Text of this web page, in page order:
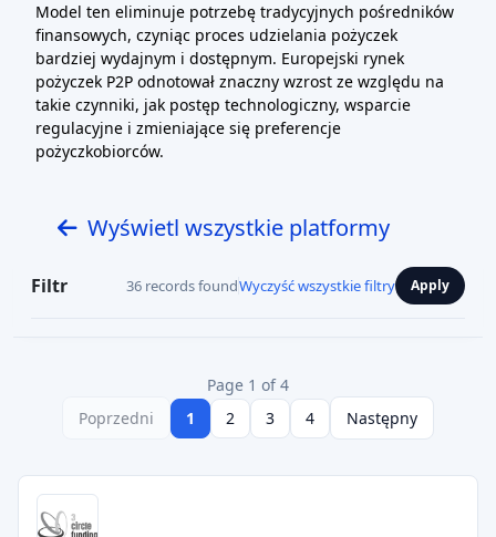
Model ten eliminuje potrzebę tradycyjnych pośredników
finansowych, czyniąc proces udzielania pożyczek
bardziej wydajnym i dostępnym. Europejski rynek
pożyczek P2P odnotował znaczny wzrost ze względu na
takie czynniki, jak postęp technologiczny, wsparcie
regulacyjne i zmieniające się preferencje
pożyczkobiorców.
Wyświetl wszystkie platformy
Filtr 36 records foundWyczyść wszystkie filtry Apply
Page 1 of 4
Poprzedni
1 2 3 4 Następny